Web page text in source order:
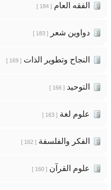
الفقه العام[ 184 ]
دواوين شعر[ 183 ]
النجاح وتطوير الذات[ 169 ]
التوحيد[ 166 ]
علوم لغة[ 163 ]
الفكر والفلسفة[ 162 ]
علوم القرآن[ 160 ]